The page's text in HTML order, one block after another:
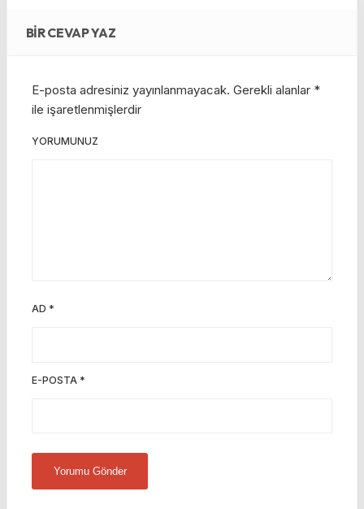
BIR CEVAP YAZ
E-posta adresiniz yayınlanmayacak. Gerekli alanlar *
ile işaretlenmişlerdir
YORUMUNUZ
AD *
E-POSTA *